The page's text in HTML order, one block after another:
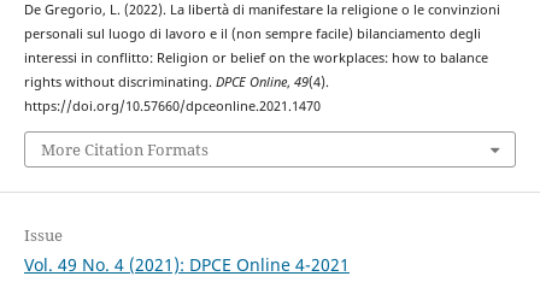
De Gregorio, L. (2022). La libertà di manifestare la religione o le convinzioni
personali sul luogo di lavoro e il (non sempre facile) bilanciamento degli
interessi in conflitto: Religion or belief on the workplaces: how to balance
rights without discriminating. DPCE Online, 49(4).
https://doi.org/10.57660/dpceonline.2021.1470
More Citation Formats
Issue
Vol. 49 No. 4 (2021): DPCE Online 4-2021